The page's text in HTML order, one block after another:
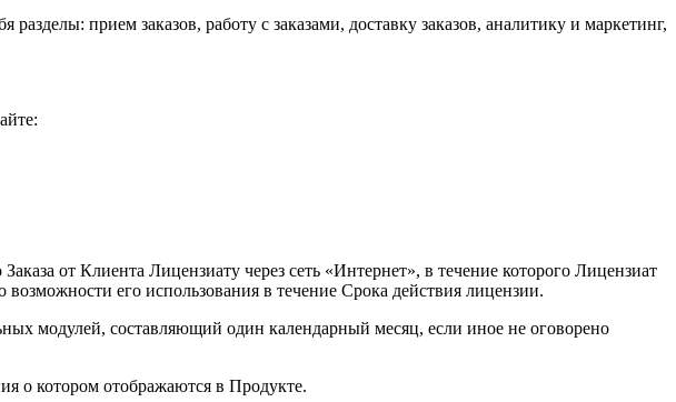
прием заказов, работу с заказами, доставку заказов, аналитику и маркетинг,
от Клиента Лицензиату через сеть «Интернет», в течение которого Лицензиат
его использования в течение Срока действия лицензии.
модулей, составляющий один календарный месяц, если иное не оговорено
о котором отображаются в Продукте.